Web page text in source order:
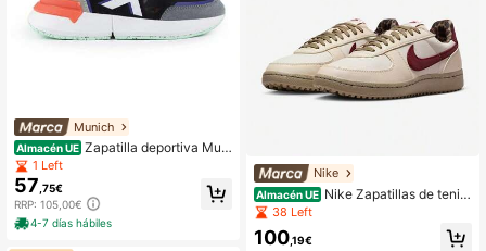
Munich
Almacén UE Zapatilla deportiva Muni
ch Versus 96 negro para mujer
1 Left
57,75€
RRP: 105,00€
4-7 días hábiles
Nike
Almacén UE Nike Zapatillas de tenis
de corte bajo retro nuevas para muj
er
38 Left
100,19€